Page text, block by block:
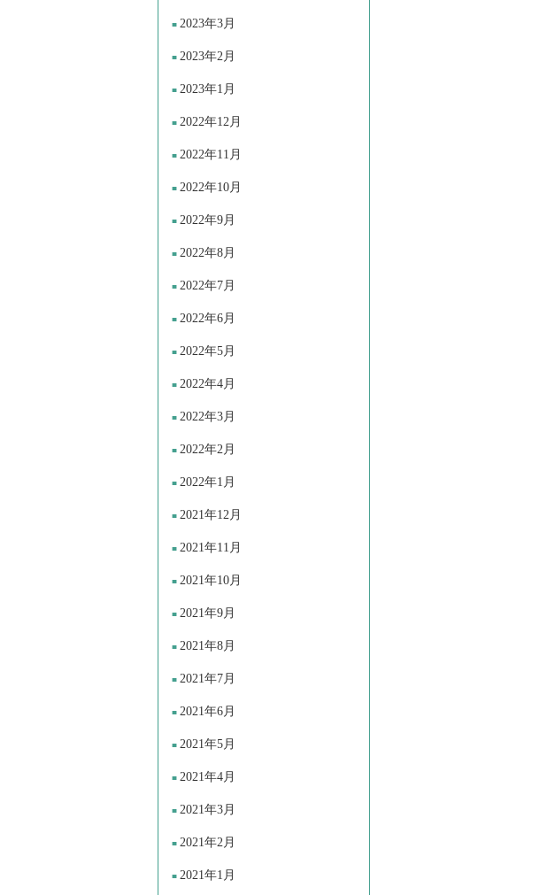
2023年3月
2023年2月
2023年1月
2022年12月
2022年11月
2022年10月
2022年9月
2022年8月
2022年7月
2022年6月
2022年5月
2022年4月
2022年3月
2022年2月
2022年1月
2021年12月
2021年11月
2021年10月
2021年9月
2021年8月
2021年7月
2021年6月
2021年5月
2021年4月
2021年3月
2021年2月
2021年1月